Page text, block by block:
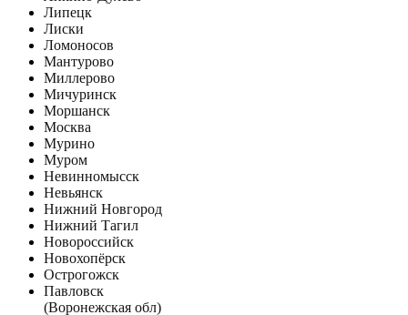
Липецк
Лиски
Ломоносов
Мантурово
Миллерово
Мичуринск
Моршанск
Москва
Мурино
Муром
Невинномысск
Невьянск
Нижний Новгород
Нижний Тагил
Новороссийск
Новохопёрск
Острогожск
Павловск
(Воронежская обл)